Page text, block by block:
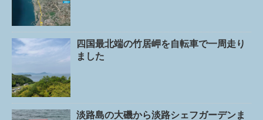
四国最北端の竹居岬を自転車で一周走り
ました
淡路島の大磯から淡路シェフガーデンま